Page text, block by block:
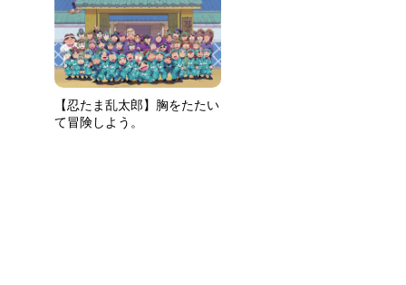
【忍たま乱太郎】胸をたたい
て冒険しよう。